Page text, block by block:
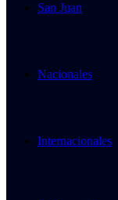
San Juan
Nacionales
Internacionales